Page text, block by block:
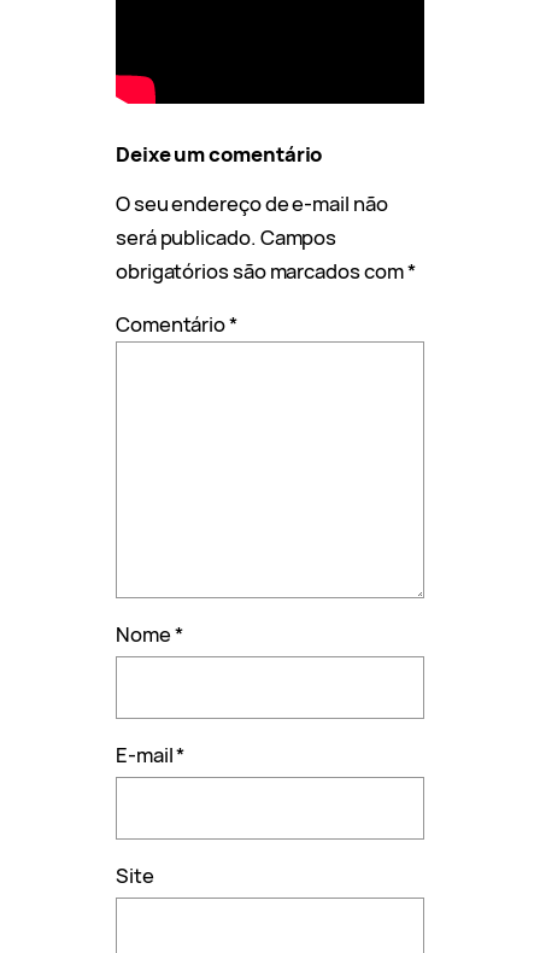
Deixe um comentário
O seu endereço de e-mail não
será publicado. Campos
obrigatórios são marcados com*
Comentário*
Nome*
E-mail*
Site